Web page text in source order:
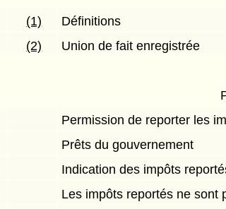
(1)
Définitions
(2)
Union de fait enregistrée
Permission de reporter les
Prêts du gouvernement
Indication des impôts
Les impôts reportés ne sont